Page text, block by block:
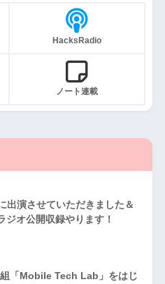
HacksRadio
ノート連載
演させていただきました＆
ジオ公開収録やります！
「Mobile Tech Lab」をはじ